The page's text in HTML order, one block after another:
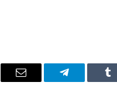
Tumblr تيلقرام
البريد